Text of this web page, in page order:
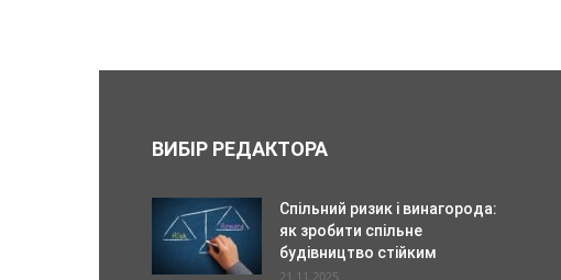
ВИБІР РЕДАКТОРА
Спільний ризик і винагорода:
як зробити спільне
будівництво стійким
21.11.2025